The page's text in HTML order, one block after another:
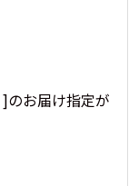
のお届け指定が